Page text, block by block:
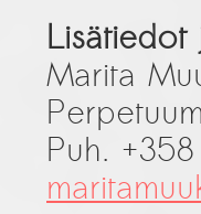
Lisätiedot
Marita
Puh.